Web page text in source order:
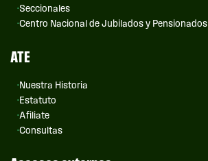
Seccionales
Centro Nacional de Jubilados y Pensionados
ATE
Nuestra Historia
Estatuto
Afiliate
Consultas